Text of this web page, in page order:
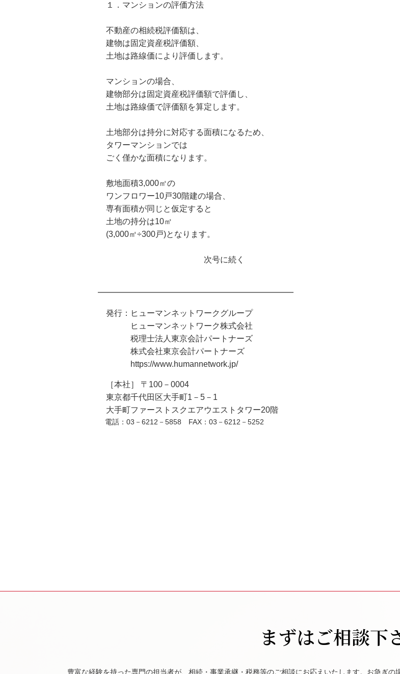
１．マンションの評価方法
不動産の相続税評価額は、
建物は固定資産税評価額、
土地は路線価により評価します。
マンションの場合、
建物部分は固定資産税評価額で評価し、
土地は路線価で評価額を算定します。
土地部分は持分に対応する面積になるため、
タワーマンションでは
ごく僅かな面積になります。
敷地面積3,000㎡の
ワンフロワー10戸30階建の場合、
専有面積が同じと仮定すると
土地の持分は10㎡
(3,000㎡÷300戸)となります。
次号に続く
━━━━━━━━━━━━━━━━━━━━━━━━
発行：ヒューマンネットワークグループ
ヒューマンネットワーク株式会社
税理士法人東京会計パートナーズ
株式会社東京会計パートナーズ
https://www.humannetwork.jp/
［本社］ 〒100－0004
東京都千代田区大手町1－5－1
大手町ファーストスクエアウエストタワー20階
電話：03－6212－5858 FAX ：03－6212－5252
まずはご相談下
豊富な経験を持った専門の担当者が、相続・事業承継・税務等のご相談にお応えいたします。お急ぎの